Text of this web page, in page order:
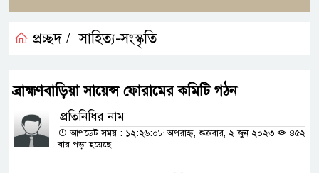
প্রচ্ছদ / সাহিত্য-সংস্কৃতি
ব্রাহ্মণবাড়িয়া সায়েন্স ফোরামের কমিটি গঠন
প্রতিনিধির নাম
আপডেট সময় : ১২:২৬:০৮ অপরাহ্ন, শুক্রবার, ২ জুন ২০২৩
৪৫২
বার পড়া হয়েছে